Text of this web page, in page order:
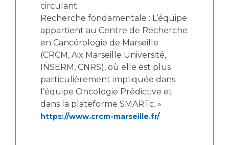
circulant.
Recherche fondamentale : L’équipe
appartient au Centre de Recherche
en Cancérologie de Marseille
(CRCM, Aix Marseille Université,
INSERM, CNRS), où elle est plus
particulièrement impliquée dans
l’équipe Oncologie Prédictive et
dans la plateforme SMARTc. »
https://www.crcm-marseille.fr/